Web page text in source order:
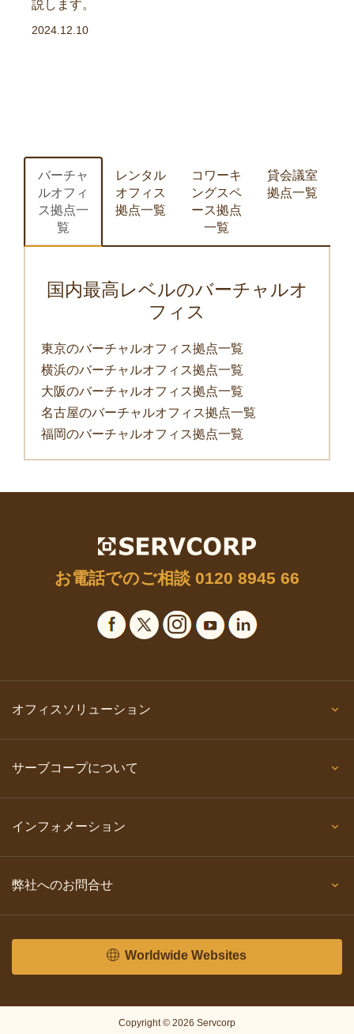
説します。
2024.12.10
バーチャ
ルオフィ
ス拠点一
覧
レンタル
オフィス
拠点一覧
コワーキ
ングスペ
ース拠点
一覧
貸会議室
拠点一覧
国内最高レベルのバーチャルオ
フィス
東京のバーチャルオフィス拠点一覧
横浜のバーチャルオフィス拠点一覧
大阪のバーチャルオフィス拠点一覧
名古屋のバーチャルオフィス拠点一覧
福岡のバーチャルオフィス拠点一覧
お電話でのご相談 0120 8945 66
オフィスソリューション
サーブコープについて
インフォメーション
弊社へのお問合せ
Worldwide Websites
Copyright © 2026 Servcorp